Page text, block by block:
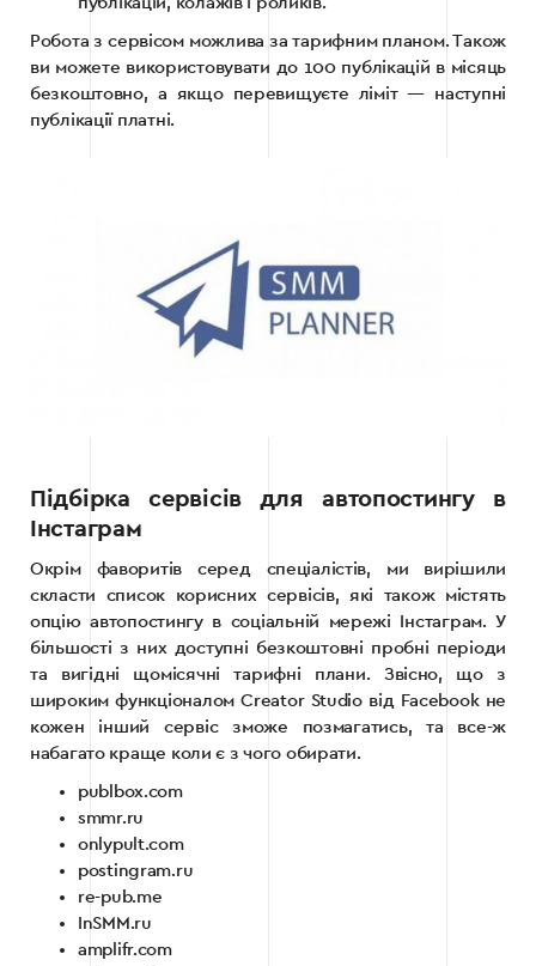
Робота з сервісом можлива за тарифним планом. Також
ви можете використовувати до 100 публікацій в місяць
безкоштовно, а якщо перевищуєте ліміт — наступні
публікації платні.
Підбірка сервісів для автопостингу в
Інстаграм
Окрім фаворитів серед спеціалістів, ми вирішили
скласти список корисних сервісів, які також містять
опцію автопостингу в соціальній мережі Інстаграм. У
більшості з них доступні безкоштовні пробні періоди
та вигідні щомісячні тарифні плани. Звісно, що з
широким функціоналом Creator Studio від Facebook не
кожен інший сервіс зможе позмагатись, та все-ж
набагато краще коли є з чого обирати.
publbox.com
smmr.ru
onlypult.com
postingram.ru
re-pub.me
InSMM.ru
amplifr.com